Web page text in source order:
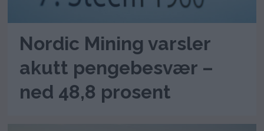
Nordic Mining varsler
akutt pengebesvær –
ned 48,8 prosent